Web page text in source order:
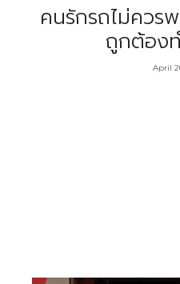
คนรักรถไม่ควร
ถูกต้องท
April